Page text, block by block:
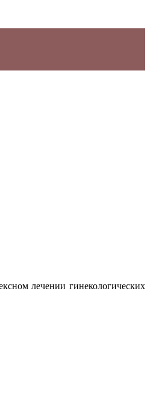
лечении гинекологических